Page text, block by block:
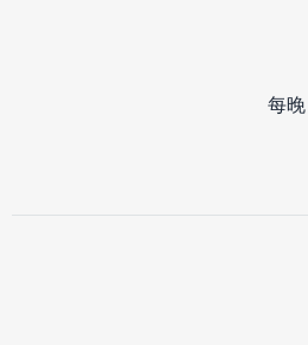
每晚